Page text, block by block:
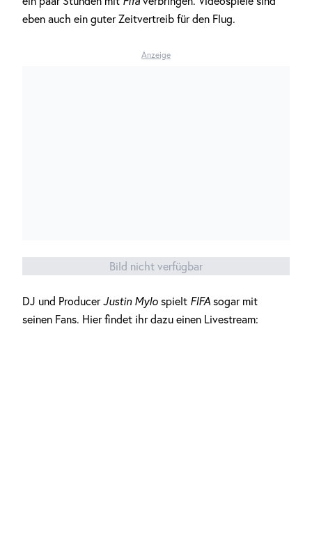
eben auch ein guter Zeitvertreib für den Flug.
Anzeige
Bild nicht verfügbar
DJ und ProducerJustin Mylo spielt FIFA sogar mit
seinen Fans. Hier findet ihr dazu einen Livestream: